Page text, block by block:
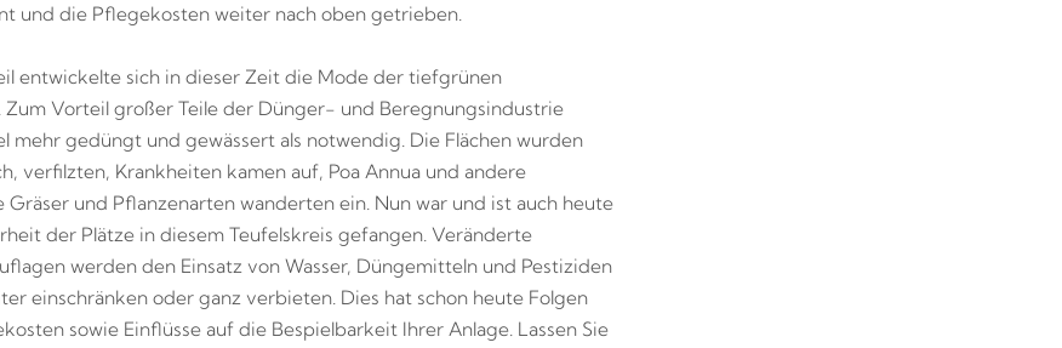
und die Pflegekosten weiter nach oben getrieben.
entwickelte sich in dieser Zeit die Mode der tiefgrünen
Zum Vorteil großer Teile der Dünger- und Beregnungsindustrie
mehr gedüngt und gewässert als notwendig. Die Flächen wurden
verfilzten, Krankheiten kamen auf, Poa Annua und andere
Gräser und Pflanzenarten wanderten ein. Nun war und ist auch heute
der Plätze in diesem Teufelskreis gefangen. Veränderte
werden den Einsatz von Wasser, Düngemitteln und Pestiziden
einschränken oder ganz verbieten. Dies hat schon heute Folgen
sowie Einflüsse auf die Bespielbarkeit Ihrer Anlage. Lassen Sie